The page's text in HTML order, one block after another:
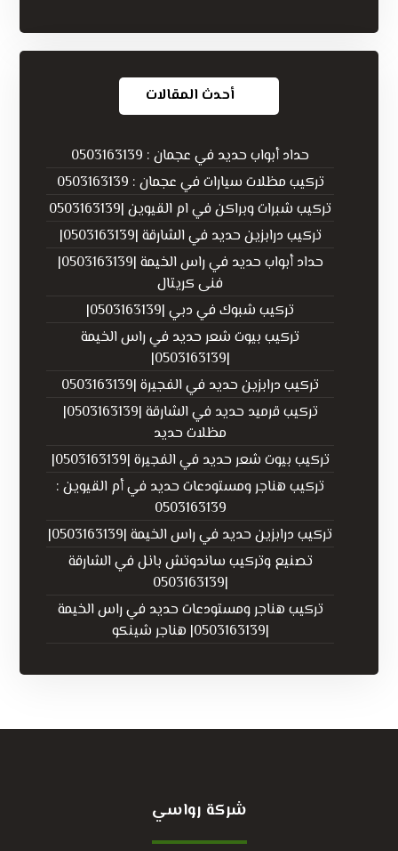
أحدث المقالات
حداد أبواب حديد في عجمان : 0503163139
تركيب مظلات سيارات في عجمان : 0503163139
تركيب شبرات وبراكن في ام القيوين |0503163139
تركيب درابزين حديد في الشارقة |0503163139|
حداد أبواب حديد في راس الخيمة |0503163139|
فنى كريتال
تركيب شبوك في دبي |0503163139|
تركيب بيوت شعر حديد في راس الخيمة
|0503163139|
تركيب درابزين حديد في الفجيرة |0503163139
تركيب قرميد حديد في الشارقة |0503163139|
مظلات حديد
تركيب بيوت شعر حديد في الفجيرة |0503163139|
تركيب هناجر ومستودعات حديد في أم القيوين :
0503163139
تركيب درابزين حديد في راس الخيمة |0503163139|
تصنيع وتركيب ساندوتش بانل في الشارقة
|0503163139
تركيب هناجر ومستودعات حديد في راس الخيمة
|0503163139| هناجر شينكو
شركة رواسي